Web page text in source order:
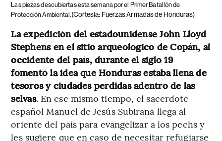
Las piezas descubiertas esta semana por el Primer Batallón de
Protección Ambiental.(Cortesía: Fuerzas Armadas de Honduras)
La expedición del estadounidense John Lloyd
Stephens en el sitio arqueológico de Copán, al
occidente del país, durante el siglo 19
fomentó la idea que Honduras estaba llena de
tesoros y ciudades perdidas adentro de las
selvas. En ese mismo tiempo, el sacerdote
español Manuel de Jesús Subirana llega al
oriente del país para evangelizar a los pechs y
les sugiere que en caso de necesitar refugiarse